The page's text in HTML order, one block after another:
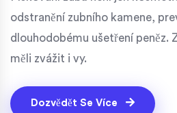
odstranění zubního kamene,
dlouhodobému ušetření peněz.
měli zvážit i vy.
Dozvědět Se Více